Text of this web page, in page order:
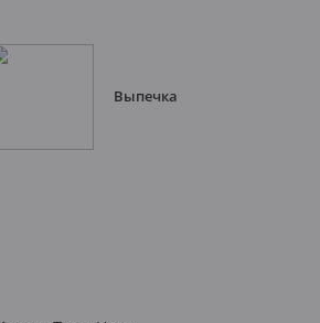
Выпечка